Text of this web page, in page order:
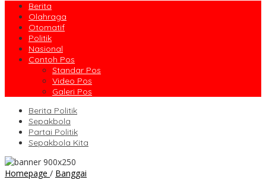
Berita
Olahraga
Otomatif
Politik
Nasional
Contoh Pos
Standar Pos
Video Pos
Galeri Pos
Berita Politik
Sepakbola
Partai Politik
Sepakbola Kita
Homepage / Banggai